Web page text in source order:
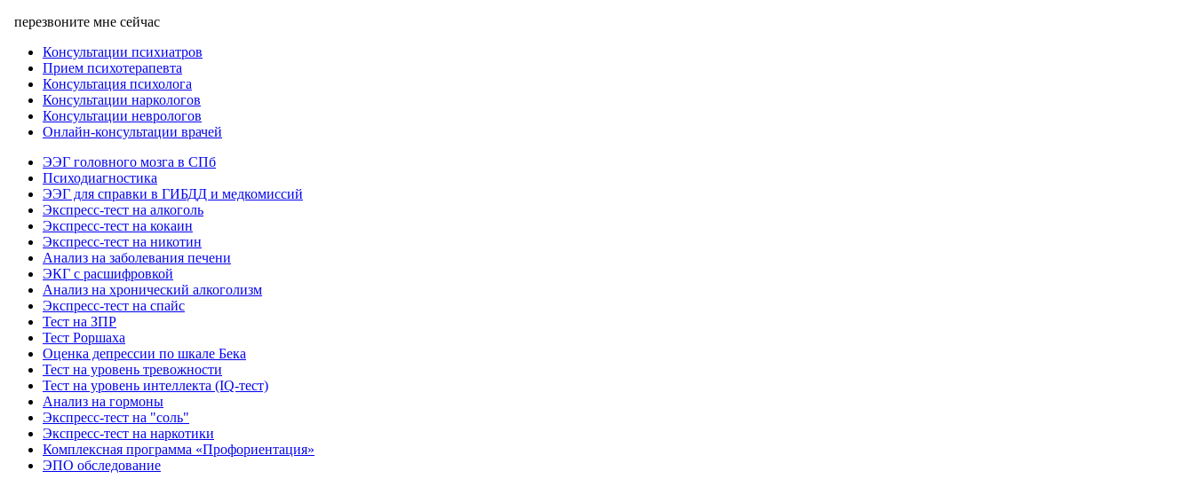
перезвоните мне сейчас
Консультации психиатров
Прием психотерапевта
Консультация психолога
Консультации наркологов
Консультации неврологов
Онлайн-консультации врачей
ЭЭГ головного мозга в СПб
Психодиагностика
ЭЭГ для справки в ГИБДД и медкомиссий
Экспресс-тест на алкоголь
Экспресс-тест на кокаин
Экспресс-тест на никотин
Анализ на заболевания печени
ЭКГ с расшифровкой
Анализ на хронический алкоголизм
Экспресс-тест на спайс
Тест на ЗПР
Тест Роршаха
Оценка депрессии по шкале Бека
Тест на уровень тревожности
Тест на уровень интеллекта (IQ-тест)
Анализ на гормоны
Экспресс-тест на "соль"
Экспресс-тест на наркотики
Комплексная программа «Профориентация»
ЭПО обследование